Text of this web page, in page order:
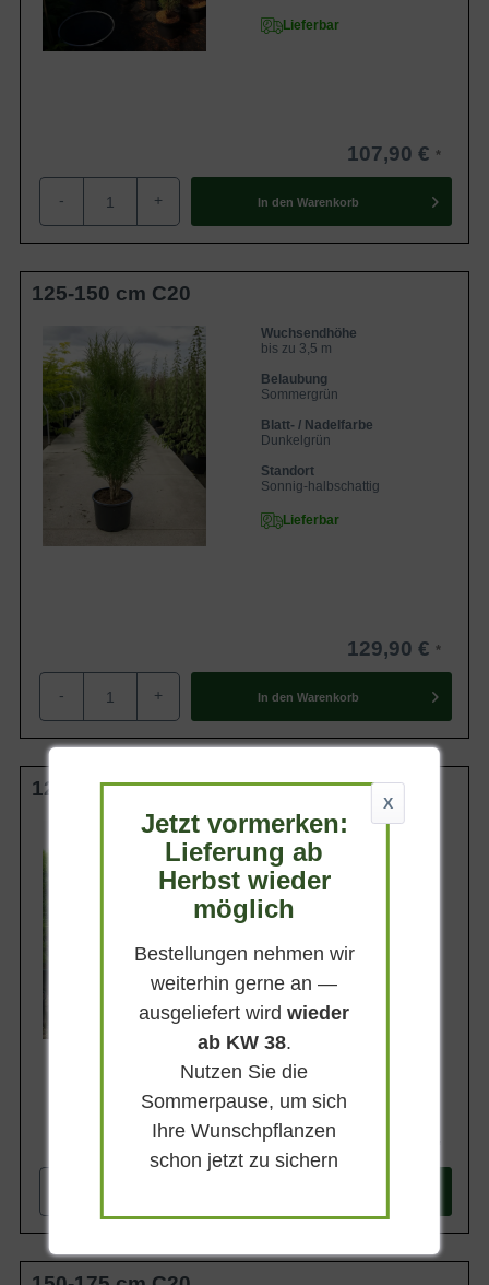
Lieferbar
107,90 €
- + In den Warenkorb
125-150 cm C20
Wuchsendhöhe
bis zu 3,5 m
Belaubung
Sommergrün
Blatt- / Nadelfarbe
Dunkelgrün
Standort
Sonnig-halbschattig
Lieferbar
129,90 €
- + In den Warenkorb
125-150 cm C35
Wuchsendhöhe
bis zu 3,5 m
Belaubung
Sommergrün
Blatt- / Nadelfarbe
Sonnig-halbschattig
Lieferbar
X
Jetzt vormerken:
Lieferung ab
Herbst wieder
möglich
Bestellungen nehmen wir
weiterhin gerne an —
ausgeliefert wirdwieder
ab KW 38.
Nutzen Sie die
Sommerpause, um sich
Ihre Wunschpflanzen
schon jetzt zu sichern